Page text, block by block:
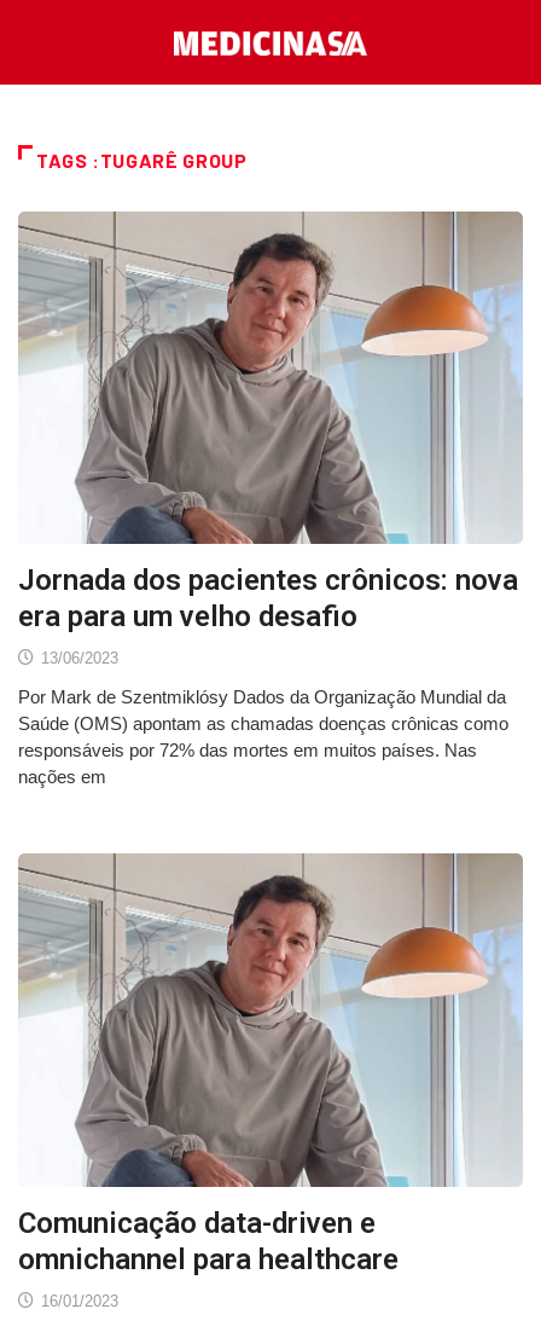
TAGS :TUGARÊ GROUP
Jornada dos pacientes crônicos: nova
era para um velho desafio
13/06/2023
Por Mark de Szentmiklósy Dados da Organização Mundial da
Saúde (OMS) apontam as chamadas doenças crônicas como
responsáveis por 72% das mortes em muitos países. Nas
nações em
Comunicação data-driven e
omnichannel para healthcare
16/01/2023